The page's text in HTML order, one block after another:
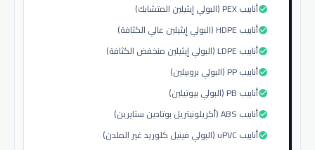
أنابيب PEX (البولي إيثيلين المتشابك)check_circle
أنابيب HDPE (البولي إيثيلين عالي الكثافة)check_circle
أنابيب LDPE (البولي إيثيلين منخفض الكثافة)check_circle
أنابيب PP (البولي بروبيلين)check_circle
أنابيب PB (البولي بيوتيلين)check_circle
أنابيب ABS (أكريلونيتريل بوتادين ستايرين)check_circle
أنابيب uPVC (البولي فينيل كلوريد غير الملدن)check_circle